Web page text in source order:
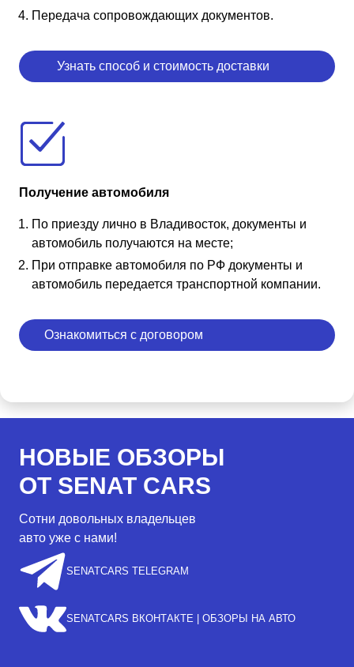
Передача сопровождающих документов.
Узнать способ и стоимость доставки
Получение автомобиля
По приезду лично в Владивосток, документы и
автомобиль получаются на месте;
При отправке автомобиля по РФ документы и
автомобиль передается транспортной компании.
Ознакомиться с договором
НОВЫЕ ОБЗОРЫ
ОТ SENAT CARS
Сотни довольных владельцев
авто уже с нами!
SENATCARS TELEGRAM
SENATCARS ВКОНТАКТЕ | ОБЗОРЫ НА АВТО